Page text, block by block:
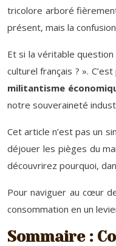
tricolore arboré
présent, mais la
Et si la véritable
culturel français ? ».
militantisme
notre souveraineté
Cet article n’est pas un
déjouer les pièges du
découvrirez pourquoi,
Pour naviguer au cœur
consommation en un
Sommaire :